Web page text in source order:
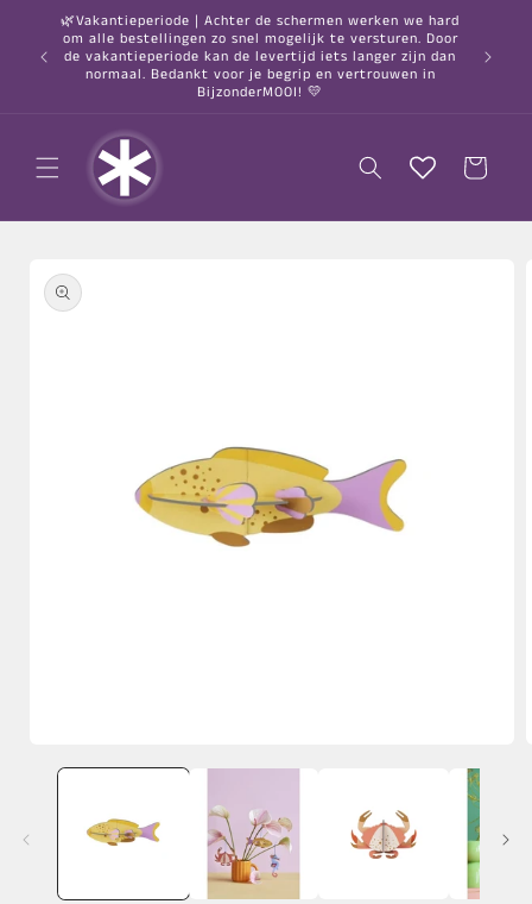
naar de
content
🌿Vakantieperiode | Achter de schermen werken we hard
om alle bestellingen zo snel mogelijk te versturen. Door
de vakantieperiode kan de levertijd iets langer zijn dan
normaal. Bedankt voor je begrip en vertrouwen in
BijzonderMOOI! 💛
○
Winkelwagen
direct naar